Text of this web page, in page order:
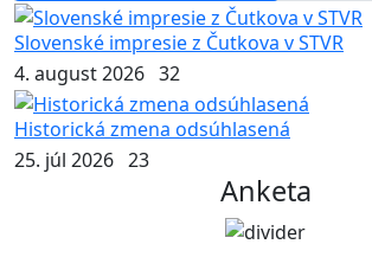
Slovenské impresie z Čutkova v STVR
4. august 2026 32
Historická zmena odsúhlasená
25. júl 2026 23
Anketa